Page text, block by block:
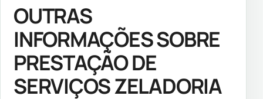
OUTRAS
INFORMAÇÕES SOBRE
PRESTAÇÃO DE
SERVIÇOS ZELADORIA